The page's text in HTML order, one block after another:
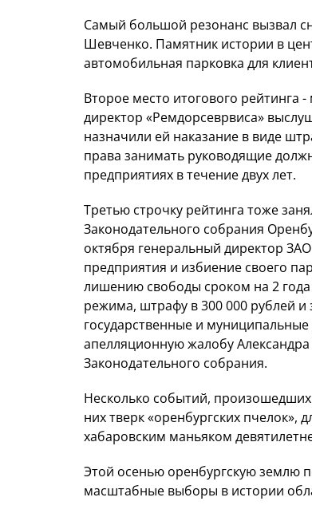
Самый большой резонанс вызвал
Шевченко. Памятник истории в
автомобильная парковка для
Второе место итогового рейтинга
директор «Ремдорсеврвиса»
назначили ей наказание в виде
права занимать руководящие
предприятиях в течение двух лет.
Третью строчку рейтинга тоже
Законодательного собрания
октября генеральный директор
предприятия и избиение своего
лишению свободы сроком на 2
режима, штрафу в 300 000 рублей и
государственные и
апелляционную жалобу
Законодательного собрания.
Несколько событий,
них тверк «оренбургских
хабаровским маньяком
Этой осенью оренбургскую землю
масштабные выборы в истории